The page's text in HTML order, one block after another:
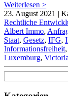
Weiterlesen >
23. August 2021 |
Rechtliche
Albert Immo,
Staat, Gesetz, IFG,
Informationsfreiheit,
Luxemburg, Victoria
nach: